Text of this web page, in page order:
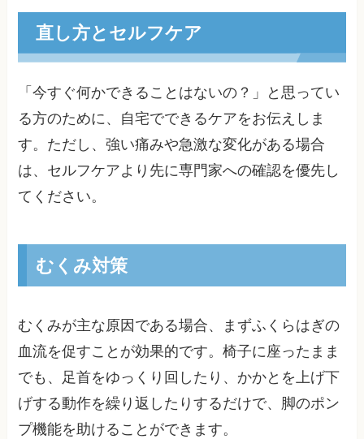
直し方とセルフケア
「今すぐ何かできることはないの？」と思ってい
る方のために、自宅でできるケアをお伝えしま
す。ただし、強い痛みや急激な変化がある場合
は、セルフケアより先に専門家への確認を優先し
てください。
むくみ対策
むくみが主な原因である場合、まずふくらはぎの
血流を促すことが効果的です。椅子に座ったまま
でも、足首をゆっくり回したり、かかとを上げ下
げする動作を繰り返したりするだけで、脚のポン
プ機能を助けることができます。